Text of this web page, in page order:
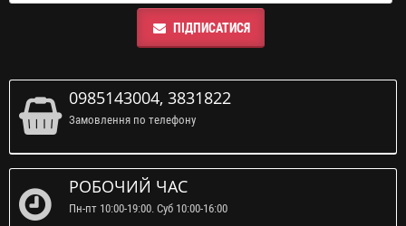
ПІДПИСАТИСЯ
0985143004, 3831822
Замовлення по телефону
РОБОЧИЙ ЧАС
Пн-пт 10:00-19:00. Суб 10:00-16:00